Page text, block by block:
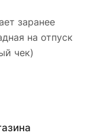
заранее
на отпуск
чек)